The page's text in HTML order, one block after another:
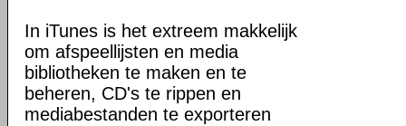
In iTunes is het extreem makkelijk
om afspeellijsten en media
bibliotheken te maken en te
beheren, CD's te rippen en
mediabestanden te exporteren